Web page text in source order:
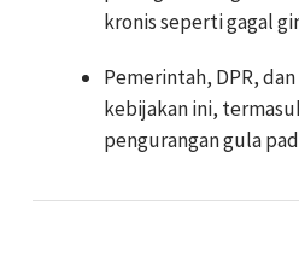
kronis seperti gagal
Pemerintah, DPR,
kebijakan ini,
pengurangan gula